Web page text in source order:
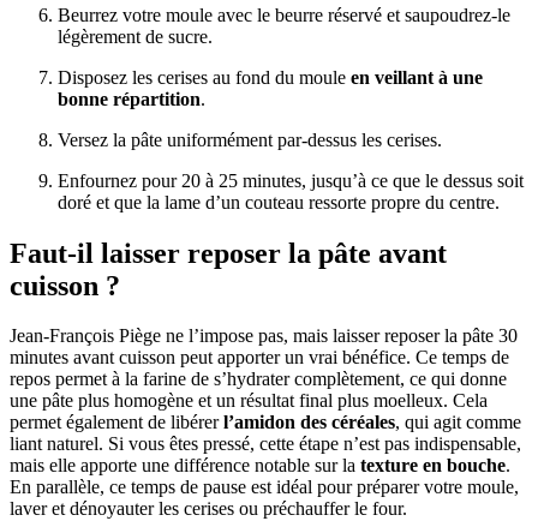
Beurrez votre moule avec le beurre réservé et saupoudrez-le
légèrement de sucre.
Disposez les cerises au fond du moule en veillant à une
bonne répartition.
Versez la pâte uniformément par-dessus les cerises.
Enfournez pour 20 à 25 minutes, jusqu’à ce que le dessus soit
doré et que la lame d’un couteau ressorte propre du centre.
Faut-il laisser reposer la pâte avant
cuisson ?
Jean-François Piège ne l’impose pas, mais laisser reposer la pâte 30
minutes avant cuisson peut apporter un vrai bénéfice. Ce temps de
repos permet à la farine de s’hydrater complètement, ce qui donne
une pâte plus homogène et un résultat final plus moelleux. Cela
permet également de libérerl’amidon des céréales, qui agit comme
liant naturel. Si vous êtes pressé, cette étape n’est pas indispensable,
mais elle apporte une différence notable sur la texture en bouche.
En parallèle, ce temps de pause est idéal pour préparer votre moule,
laver et dénoyauter les cerises ou préchauffer le four.